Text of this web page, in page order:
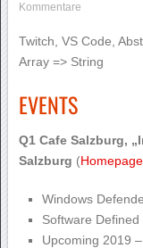
Kommentare
Twitch, VS Code,
Array => String
EVENTS
Q1 Cafe Salzburg,
Salzburg (Homepage
Windows
Software
Upcoming 2019